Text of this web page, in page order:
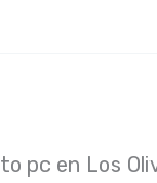
pc en Los